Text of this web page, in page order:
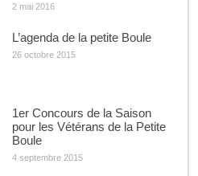
2 mai 2016
L’agenda de la petite Boule
26 octobre 2015
1er Concours de la Saison
pour les Vétérans de la Petite
Boule
4 septembre 2015